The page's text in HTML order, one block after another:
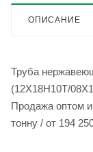
ОПИСАНИЕ
Труба
(12Х18Н10Т/
Продажа оптом
тонну / от